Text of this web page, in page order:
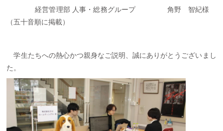
経営管理部 人事・総務グループ 角野 智紀様
（五十音順に掲載）
学生たちへの熱心かつ親身なご説明、誠にありがとうございまし
た。